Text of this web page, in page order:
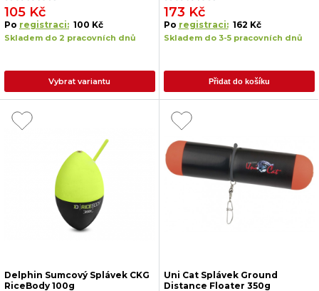
105 Kč
Po registraci: 100 Kč
Skladem do 2 pracovních dnů
Vybrat variantu
173 Kč
Po registraci: 162 Kč
Skladem do 3-5 pracovních dnů
Přidat do košíku
Delphin Sumcový Splávek CKG
RiceBody 100g
Uni Cat Splávek Ground
Distance Floater 350g